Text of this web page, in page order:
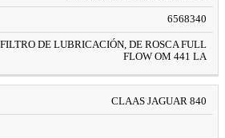
6568340
FILTRO DE LUBRICACIÓN, DE ROSCA FULL
FLOW OM 441 LA
CLAAS JAGUAR 840